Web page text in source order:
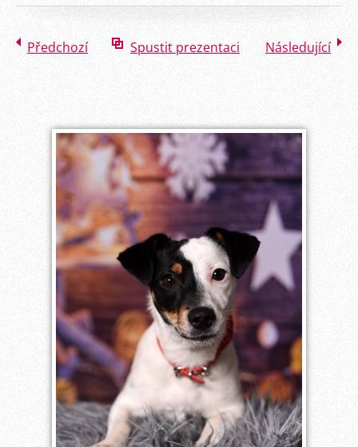
Předchozí Spustit prezentaci Následující